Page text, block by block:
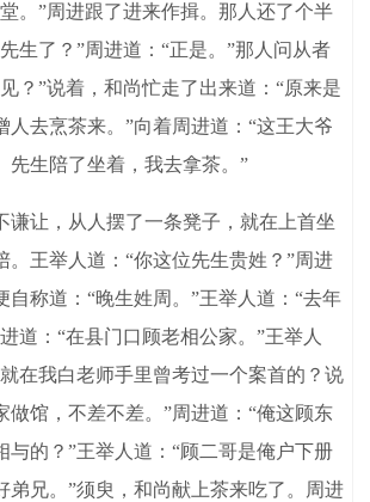
。”周进跟了进来作揖。那人还了个半
生了？”周进道：“正是。”那人问从者
？”说着，和尚忙走了出来道：“原来是
人去烹茶来。”向着周进道：“这王大爷
先生陪了坐着，我去拿茶。”
让，从人摆了一条凳子，就在上首坐
。王举人道：“你这位先生贵姓？”周进
自称道：“晚生姓周。”王举人道：“去年
道：“在县门口顾老相公家。”王举人
在我白老师手里曾考过一个案首的？说
做馆，不差不差。”周进道：“俺这顾东
与的？”王举人道：“顾二哥是俺户下册
弟兄。”须臾，和尚献上茶来吃了。周进